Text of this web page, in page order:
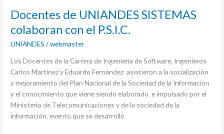
Docentes de UNIANDES SISTEMAS
colaboran con el P.S.I.C.
UNIANDES /webmaster
Los Docentes de la Carrera de Ingeniería de Software, Ingenieros
Carlos Martínez y Eduardo Fernández asistieron a la socialización
y mejoramiento del Plan Nacional de la Sociedad de la Información
y el conocimiento que viene siendo elaborado e impulsado por el
Ministerio de Telecomunicaciones y de la sociedad de la
información, evento que se desarrolló
Docentes
UNIANDES
SISTEMAS
P.S.I.C.